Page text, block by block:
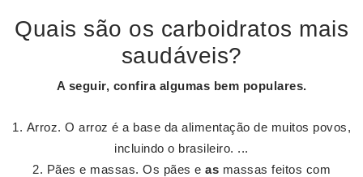
Quais são os carboidratos mais
saudáveis?
A seguir, confira algumas bem populares.
Arroz. O arroz é a base da alimentação de muitos povos,
incluindo o brasileiro. ...
Pães e massas. Os pães e as massas feitos com